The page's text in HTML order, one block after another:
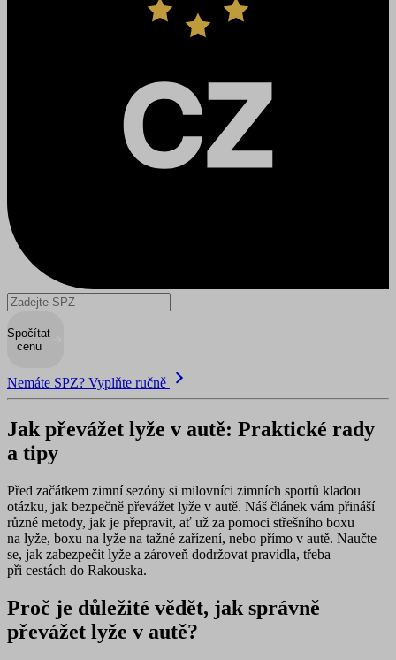
Spočítat
cenu
Nemáte SPZ? Vyplňte ručně
Jak převážet lyže v autě: Praktické rady
a tipy
Před začátkem zimní sezóny si milovníci zimních sportů kladou
otázku, jak bezpečně převážet lyže v autě. Náš článek vám přináší
různé metody, jak je přepravit, ať už za pomoci střešního boxu
na lyže, boxu na lyže na tažné zařízení, nebo přímo v autě. Naučte
se, jak zabezpečit lyže a zároveň dodržovat pravidla, třeba
při cestách do Rakouska.
Proč je důležité vědět, jak správně
převážet lyže v autě?